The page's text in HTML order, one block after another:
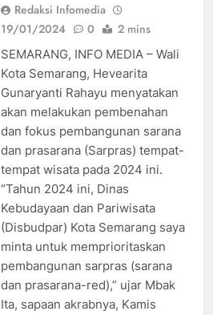
Redaksi Infomedia
19/01/2024
0 2 mins
SEMARANG, INFO MEDIA – Wali
Kota Semarang, Hevearita
Gunaryanti Rahayu menyatakan
akan melakukan pembenahan
dan fokus pembangunan sarana
dan prasarana (Sarpras) tempat-
tempat wisata pada 2024 ini.
“Tahun 2024 ini, Dinas
Kebudayaan dan Pariwisata
(Disbudpar) Kota Semarang saya
minta untuk memprioritaskan
pembangunan sarpras (sarana
dan prasarana-red),” ujar Mbak
Ita, sapaan akrabnya, Kamis